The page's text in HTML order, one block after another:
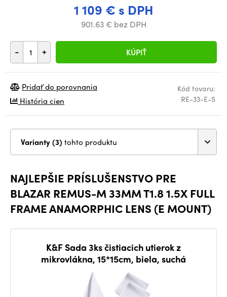
1 109 € s DPH
901.63 € bez DPH
- + KÚPIŤ
Kód tovaru:
RE-33-E-S
Pridať do porovnania
História cien
Varianty (3) tohto produktu
NAJLEPŠIE PRÍSLUŠENSTVO PRE
BLAZAR REMUS-M 33MM T1.8 1.5X FULL
FRAME ANAMORPHIC LENS (E MOUNT)
K&F Sada 3ks čistiacich utierok z
mikrovlákna, 15*15cm, biela, suchá